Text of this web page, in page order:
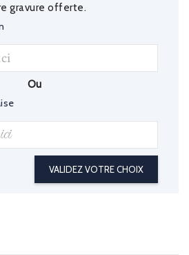
gravure offerte.
Ou
VALIDEZ VOTRE CHOIX